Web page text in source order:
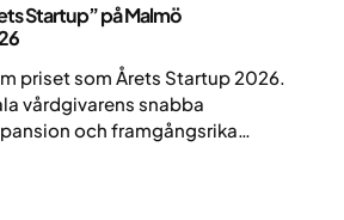
Startup” på Malmö
priset som Årets Startup 2026.
vårdgivarens snabba
och framgångsrika